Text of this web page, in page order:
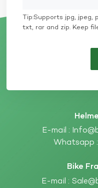
Tip:Supports jpg, jpeg,
txt, rar and zip. Keep
E-mail :
Whatsapp :
Bike
E-mail :